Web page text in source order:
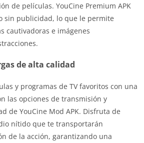
de películas. YouCine Premium APK
sin publicidad, lo que le permite
cautivadoras e imágenes
de alta calidad
y programas de TV favoritos con una
las opciones de transmisión y
de YouCine Mod APK. Disfruta de
nítido que te transportarán
de la acción, garantizando una